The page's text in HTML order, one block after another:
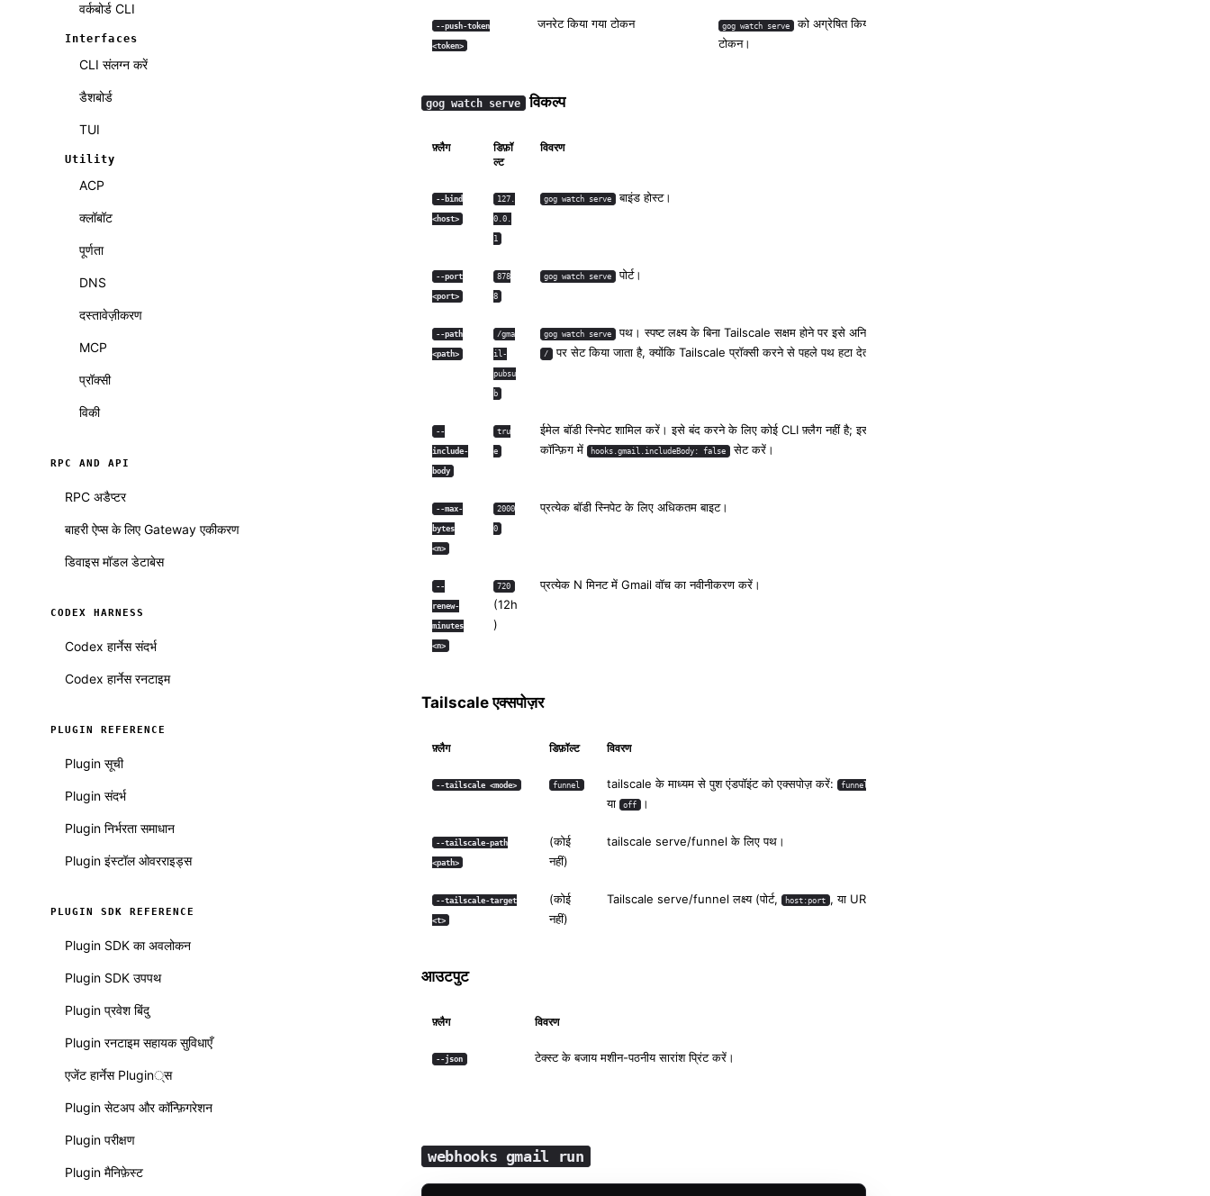
वर्कबोर्ड CLI
Interfaces
CLI संलग्न करें
डैशबोर्ड
TUI
Utility
ACP
क्लॉबॉट
पूर्णता
DNS
दस्तावेज़ीकरण
MCP
प्रॉक्सी
विकी
RPC AND API
RPC अडैप्टर
बाहरी ऐप्स के लिए Gateway एकीकरण
डिवाइस मॉडल डेटाबेस
CODEX HARNESS
Codex हार्नेस संदर्भ
Codex हार्नेस रनटाइम
PLUGIN REFERENCE
Plugin सूची
Plugin संदर्भ
Plugin निर्भरता समाधान
Plugin इंस्टॉल ओवरराइड्स
PLUGIN SDK REFERENCE
Plugin SDK का अवलोकन
Plugin SDK उपपथ
Plugin प्रवेश बिंदु
Plugin रनटाइम सहायक सुविधाएँ
एजेंट हार्नेस Plugin्स
Plugin सेटअप और कॉन्फ़िगरेशन
Plugin परीक्षण
Plugin मैनिफ़ेस्ट
--push-token
<token>
जनरेट किया गया टोकन gog watch serve को अग्रेषित किया गया पुश
टोकन।
gog watch serve विकल्प
फ़्लैग
डिफ़ॉ
ल्ट
विवरण
--bind
<host>
127.
0.0.
1
gog watch serve बाइंड होस्ट।
--port
<port>
878
8
gog watch serve पोर्ट।
--path
<path>
/gma
il-
pubsu
b
gog watch serve पथ। स्पष्ट लक्ष्य के बिना Tailscale सक्षम होने पर इसे अनिवार्य रूप से
/ पर सेट किया जाता है, क्योंकि Tailscale प्रॉक्सी करने से पहले पथ हटा देता है।
--
include-
body
tru
e
ईमेल बॉडी स्निपेट शामिल करें। इसे बंद करने के लिए कोई CLI फ़्लैग नहीं है; इसके बजाय
कॉन्फ़िग में
hooks.gmail.includeBody: false सेट करें।
--max-
bytes
<n>
2000
0
प्रत्येक बॉडी स्निपेट के लिए अधिकतम बाइट।
--
renew-
minutes
<n>
720
(12h
)
प्रत्येक N मिनट में Gmail वॉच का नवीनीकरण करें।
Tailscale एक्सपोज़र
फ़्लैग डिफ़ॉल्ट विवरण
--tailscale <mode> funnel tailscale के माध्यम से पुश एंडपॉइंट को एक्सपोज़ करें: funnel
या
off ।
--tailscale-path
<path>
(कोई
नहीं)
tailscale serve/funnel के लिए पथ।
--tailscale-target
<t>
(कोई
नहीं)
Tailscale serve/funnel लक्ष्य (पोर्ट, host:port , या URL)।
आउटपुट
फ़्लैग विवरण
--json टेक्स्ट के बजाय मशीन-पठनीय सारांश प्रिंट करें।
webhooks gmail run